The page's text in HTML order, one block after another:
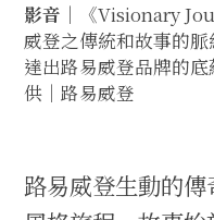
影音｜
《Visionary
威登之傳統和故事的
達出路易威登品牌的
供｜路易威登
路易威登生動的